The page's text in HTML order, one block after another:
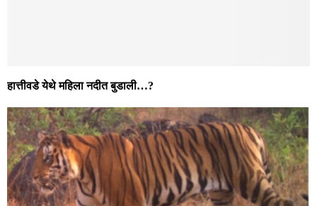
हात्तीवडे येथे महिला नदीत बुडाली…?